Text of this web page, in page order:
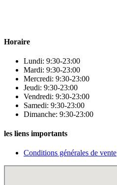
Horaire
Lundi: 9:30-23:00
Mardi: 9:30-23:00
Mercredi: 9:30-23:00
Jeudi: 9:30-23:00
Vendredi: 9:30-23:00
Samedi: 9:30-23:00
Dimanche: 9:30-23:00
les liens importants
Conditions générales de vente